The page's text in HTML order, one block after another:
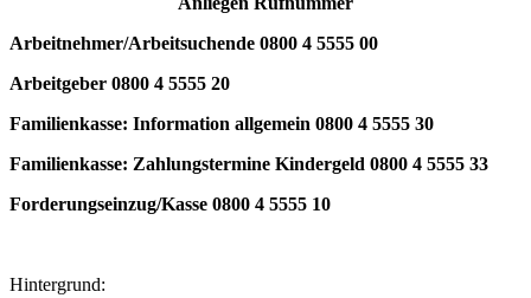
Arbeitnehmer/Arbeitsuchende 0800 4 5555 00
Arbeitgeber 0800 4 5555 20
Familienkasse: Information allgemein 0800 4 5555 30
Familienkasse: Zahlungstermine Kindergeld 0800 4 5555 33
Forderungseinzug/Kasse 0800 4 5555 10
Hintergrund: